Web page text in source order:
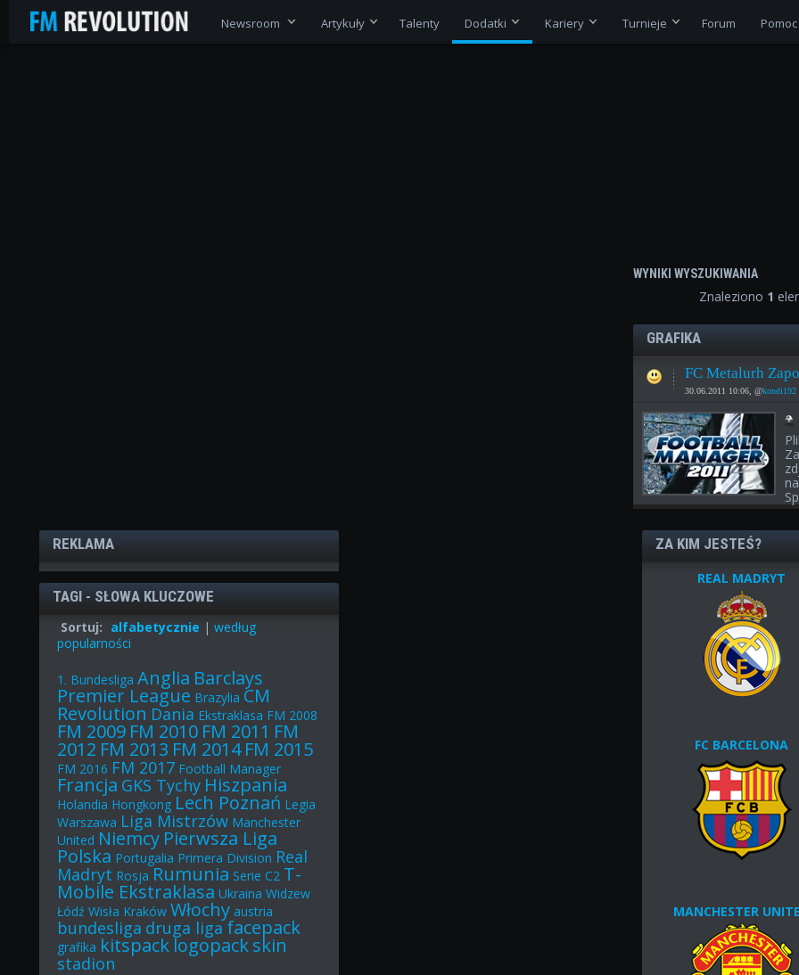
Newsroom Artykuły Talenty Dodatki Kariery Turnieje Forum Pomoc
WYNIKI WYSZUKIWANIA
Znaleziono 1
GRAFIKA
FC Metalurh
30.06.2011 10:06, @kondi192
REKLAMA
TAGI - SŁOWA KLUCZOWE
Sortuj: alfabetycznie | według
popularności
1. Bundesliga Anglia Barclays
Premier League Brazylia CM
Revolution Dania Ekstraklasa FM 2008
FM 2009 FM 2010 FM 2011 FM
2012 FM 2013 FM 2014 FM 2015
FM 2016 FM 2017 Football Manager
Francja GKS Tychy Hiszpania
Holandia Hongkong Lech Poznań Legia
Warszawa Liga Mistrzów Manchester
United Niemcy Pierwsza Liga
Polska Portugalia Primera Division Real
Madryt Rosja Rumunia Serie C2 T-
Mobile Ekstraklasa Ukraina Widzew
Łódź Wisła Kraków Włochy austria
bundesliga druga liga facepack
grafika kitspacklogopack skin
stadion
ZA KIM JESTEŚ?
REAL MADRYT
FC BARCELONA
MANCHESTER